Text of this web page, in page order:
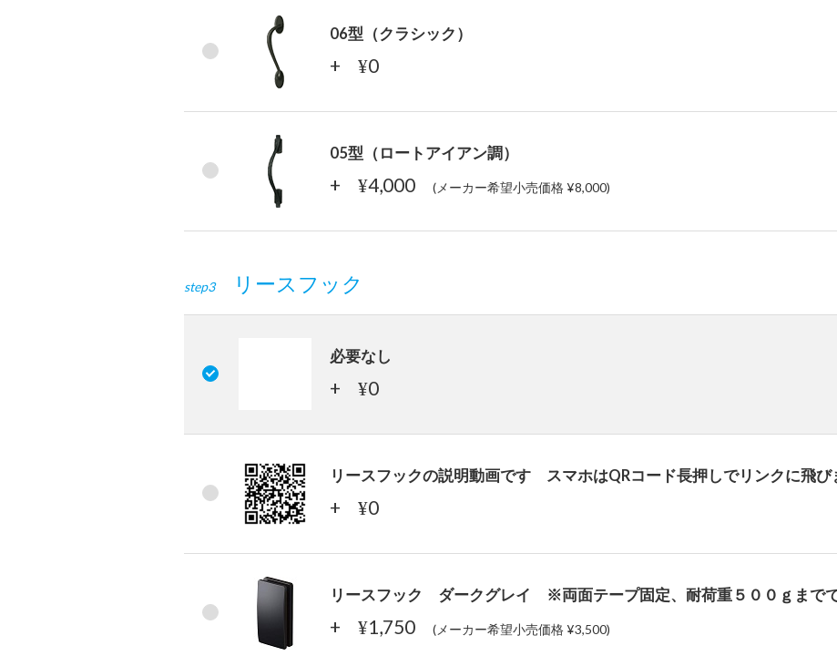
06型（クラシック）
+ ¥0
05型（ロートアイアン調）
+ ¥4,000 (メーカー希望小売価格 ¥8,000)
step3 リースフック
必要なし
+ ¥0
リースフックの説明動画です スマホはQRコード長押しでリンクに飛び
+ ¥0
リースフック ダークグレイ ※両面テープ固定、耐荷重５００ｇまでで
+ ¥1,750 (メーカー希望小売価格 ¥3,500)